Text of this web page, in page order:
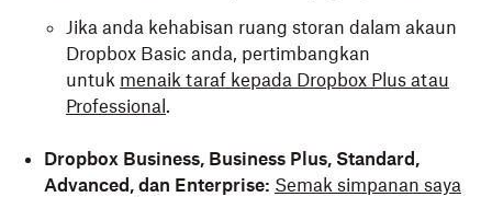
Jika anda kehabisan ruang storan dalam akaun
Dropbox Basic anda, pertimbangkan
untuk menaik taraf kepada Dropbox Plus atau
Professional .
Dropbox Business, Business Plus, Standard,
Advanced, dan Enterprise: Semak simpanan saya